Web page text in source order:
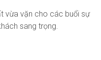
vừa vặn cho các buổi sự
sang trọng.